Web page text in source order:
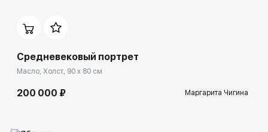
Средневековый портрет
Масло, Холст, 90 x 80 см
200 000 ₽ Маргарита Чигина